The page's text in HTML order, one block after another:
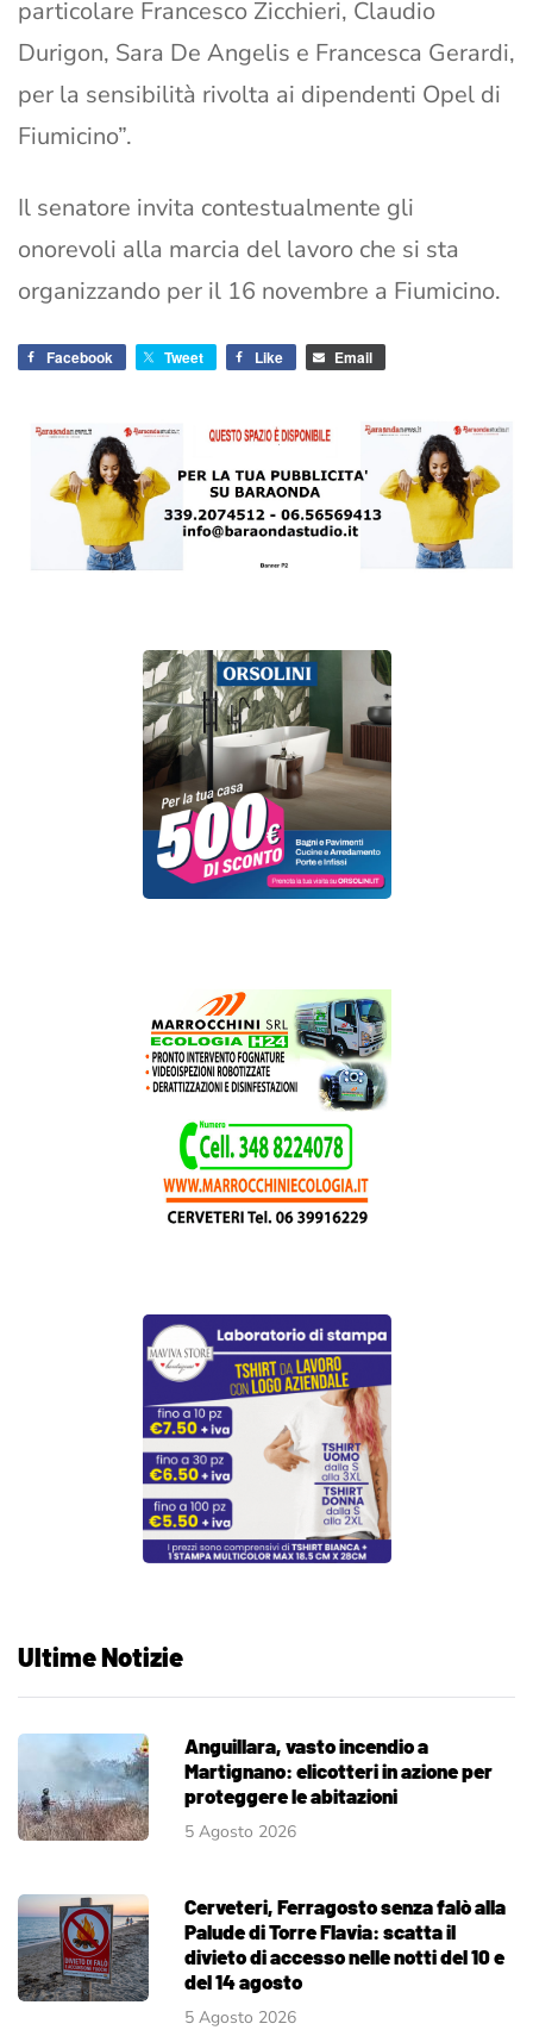
particolare Francesco Zicchieri, Claudio
Durigon, Sara De Angelis e Francesca Gerardi,
per la sensibilità rivolta ai dipendenti Opel di
Fiumicino”.
Il senatore invita contestualmente gli
onorevoli alla marcia del lavoro che si sta
organizzando per il 16 novembre a Fiumicino.
Facebook Tweet Like Email
Ultime Notizie
Anguillara, vasto incendio a
Martignano: elicotteri in azione per
proteggere le abitazioni
5 Agosto 2026
Cerveteri, Ferragosto senza falò alla
Palude di Torre Flavia: scatta il
divieto di accesso nelle notti del 10 e
del 14 agosto
5 Agosto 2026